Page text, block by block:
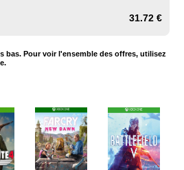
31.72 €
bas. Pour voir l'ensemble des offres, utilisez